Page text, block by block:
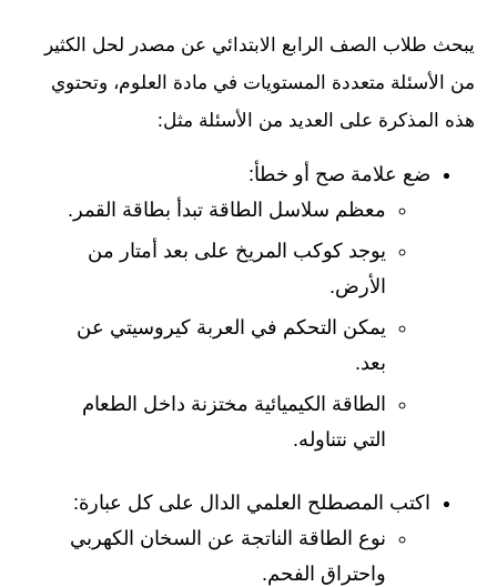
يبحث طلاب الصف الرابع الابتدائي عن مصدر لحل الكثير
من الأسئلة متعددة المستويات في مادة العلوم، وتحتوي
هذه المذكرة على العديد من الأسئلة مثل:
ضع علامة صح أو خطأ:
معظم سلاسل الطاقة تبدأ بطاقة القمر.
يوجد كوكب المريخ على بعد أمتار من
الأرض.
يمكن التحكم في العربة كيروسيتي عن
بعد.
الطاقة الكيميائية مختزنة داخل الطعام
التي نتناوله.
اكتب المصطلح العلمي الدال على كل عبارة:
نوع الطاقة الناتجة عن السخان الكهربي
واحتراق الفحم.